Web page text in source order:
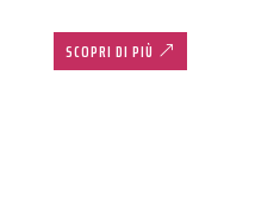
SCOPRI DI PIÙ